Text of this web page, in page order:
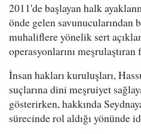
2011'de başlayan halk
önde gelen savunucularından
muhaliflere yönelik sert
operasyonlarını meşrulaştıran
İnsan hakları kuruluşları,
suçlarına dini meşruiyet
gösterirken, hakkında
sürecinde rol aldığı yönünde